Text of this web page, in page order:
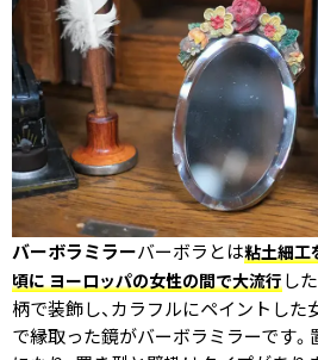
バーボラミラーバーボラとは粘土細工
頃に ヨーロッパの女性の間で大流行 し
柄で装飾し、カラフルにペイントし
で縁取った鏡がバーボラミラーです